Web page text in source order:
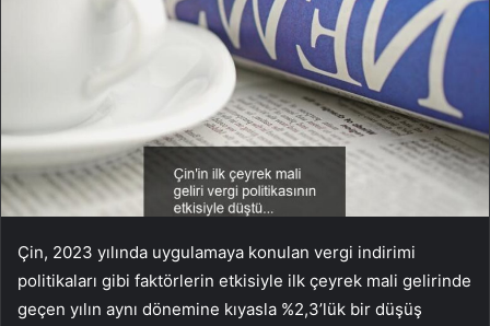
Çin, 2023 yılında uygulamaya konulan vergi indirimi
politikaları gibi faktörlerin etkisiyle ilk çeyrek mali gelirinde
geçen yılın aynı dönemine kıyasla %2,3’lük bir düşüş